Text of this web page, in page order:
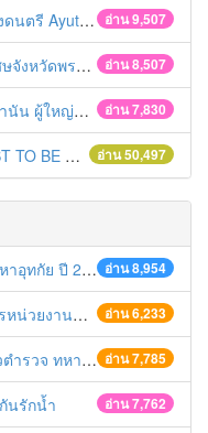
อ่าน 9,507
of the bands
อ่าน 8,507
รีอยุธยา 2560
อ่าน 7,830
หญ่บ้าน ฯลฯ
อ่าน 50,497
ONE
อ่าน 8,954
กัย ปี 2561
อ่าน 6,233
หลวง เตรียมความปลอดภัยก่อนเทศกาลสงกรานต์
อ่าน 7,785
สถานีรถไฟ เตรียมรับมือเทศกาลสงกรานต์
อ่าน 7,762
นรักน้ำ